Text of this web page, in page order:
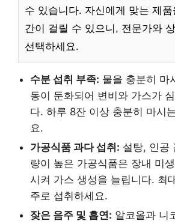
수 있습니다. 자신에게 맞는 제품
간이 걸릴 수 있으니, 전문가와
선택하세요.
수분 섭취 부족: 물을 충분히 마
동이 둔화되어 변비와 가스가
다. 하루 8잔 이상 충분히 마시
요.
가공식품 과다 섭취: 설탕, 인공
량이 높은 가공식품은 장내 미
시켜 가스 생성을 늘립니다. 최
주로 섭취하세요.
잦은 음주 및 흡연: 알코올과 니